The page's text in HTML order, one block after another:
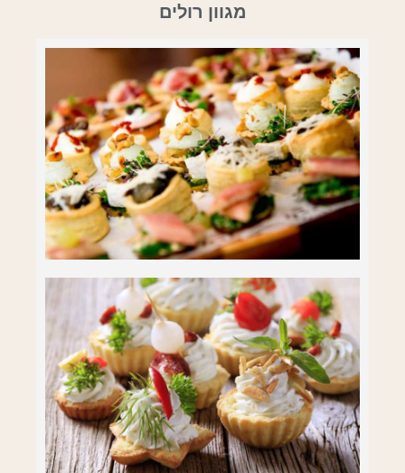
מגוון רולים